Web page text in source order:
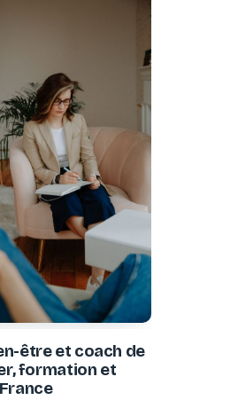
être et coach de
formation et